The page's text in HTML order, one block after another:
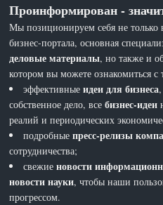
Проинформирован -
Мы позиционируем себя не только
бизнес-портала, основная
деловые материалы, но также и
котором вы можете ознакомиться
эффективныеидеи для бизнеса
собственное дело, всебизнес-идеи
реалий и периодических
подробныепресс-релизы
сотрудничества;
свежиеновости
новости науки, чтобы наши
прогрессом.